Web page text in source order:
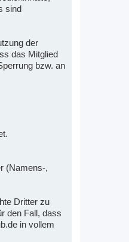
sind
der
das Mitglied
bzw. an
(Namens-,
Dritter zu
den Fall, dass
in vollem